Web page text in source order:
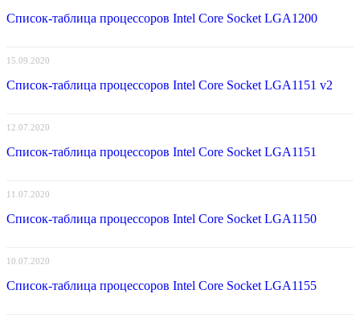
Список-таблица процессоров Intel Core Socket LGA1200
15.09.2020
Список-таблица процессоров Intel Core Socket LGA1151 v2
12.07.2020
Список-таблица процессоров Intel Core Socket LGA1151
11.07.2020
Список-таблица процессоров Intel Core Socket LGA1150
10.07.2020
Список-таблица процессоров Intel Core Socket LGA1155